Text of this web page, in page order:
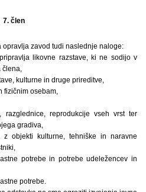
7. člen
zavod tudi naslednje naloge:
likovne razstave, ki ne sodijo v
kulturne in druge prireditve,
fizičnim osebam,
razglednice, reprodukcije vseh vrst ter
gradiva,
objekti kulturne, tehniške in naravne
potrebe in potrebe udeležencev in
potrebe.